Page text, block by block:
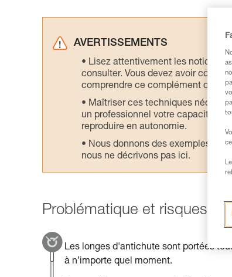
AVERTISSEMENTS
Lisez attentivement les notices
consulter. Vous devez avoir
comprendre ce complément
Maîtriser ces techniques
un professionnel votre capacité à
reproduire en autonomie.
Nous donnons des exemples de
nous ne décrivons pas ici.
Problématique et risques
Les longes d'antichute sont portées
à n’importe quel moment.